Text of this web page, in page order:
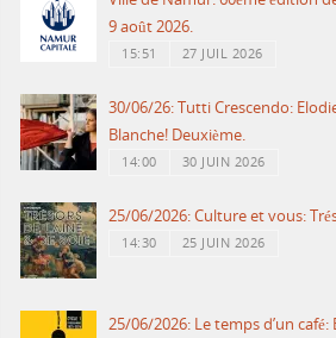
9 août 2026.
15:51 27 JUIL 2026
30/06/26: Tutti Crescendo:
Blanche! Deuxième.
14:00 30 JUIN 2026
25/06/2026: Culture et vous:
14:30 25 JUIN 2026
25/06/2026: Le temps d’un